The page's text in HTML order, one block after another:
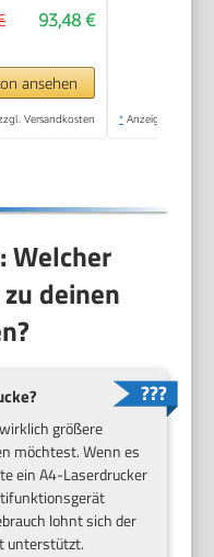
93,48 €
ansehen
Versandkosten * Anzeige
Welcher
deinen
größere
möchtest. Wenn es
ein A4-Laserdrucker
lohnt sich der
unterstützt.